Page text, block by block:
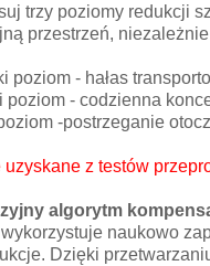
trzy poziomy redukcji
przestrzeń,
poziom - hałas
poziom - codzienna
-postrzeganie
uzyskane z testów
algorytm
naukowo
Dzięki